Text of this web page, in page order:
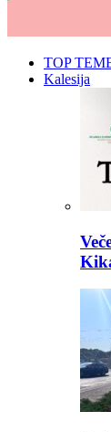
TOP
Kalesija